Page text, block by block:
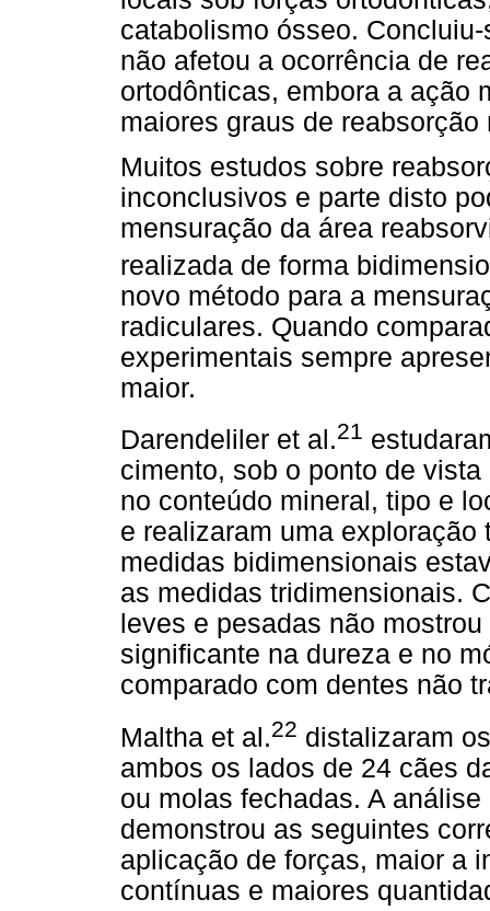
catabolismo ósseo.
não afetou a ocorrência de
ortodônticas, embora a ação
maiores graus de
Muitos estudos sobre
inconclusivos e parte disto
mensuração da área
realizada de forma
novo método para a
radiculares. Quando
experimentais sempre
maior.
Darendeliler et al.21
cimento, sob o ponto de
no conteúdo mineral, tipo e
e realizaram uma
medidas bidimensionais
as medidas tridimensionais.
leves e pesadas não
significante na dureza e no
comparado com dentes não
Maltha et al.22 distalizaram
ambos os lados de 24 cães
ou molas fechadas. A
demonstrou as seguintes
aplicação de forças, maior a
contínuas e maiores